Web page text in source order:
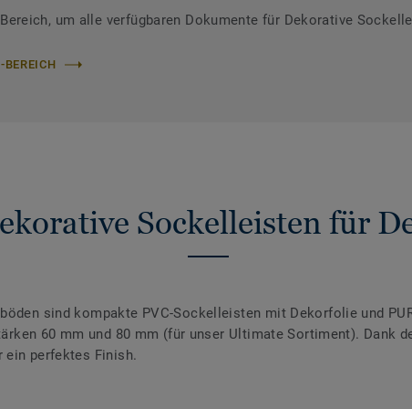
um alle verfügbaren Dokumente für Dekorative
BEREICH
Sockelleisten für
sind kompakte PVC-Sockelleisten mit Dekorfolie und
60 mm und 80 mm (für unser Ultimate Sortiment). Dank
ein perfektes Finish.